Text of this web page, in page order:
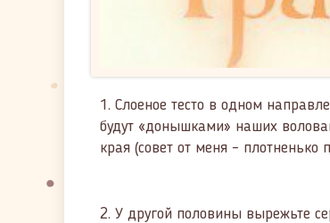
1. Слоеное тесто в одном
будут «донышками» наших
края (совет от меня –
2. У другой половины вырежьте